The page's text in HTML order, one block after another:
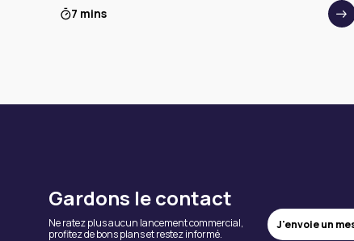
7 mins
Gardons le contact
Ne ratez plus aucun lancement commercial,
profitez de bons plans et restez informé.
J'envoie un